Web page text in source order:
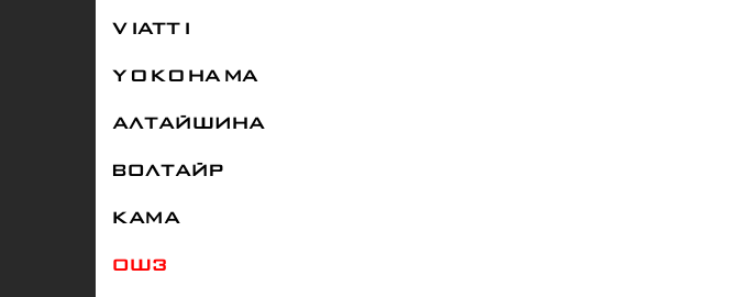
VIATTI
YOKOHAMA
АЛТАЙШИНА
ВОЛТАЙР
КАМА
ОШЗ